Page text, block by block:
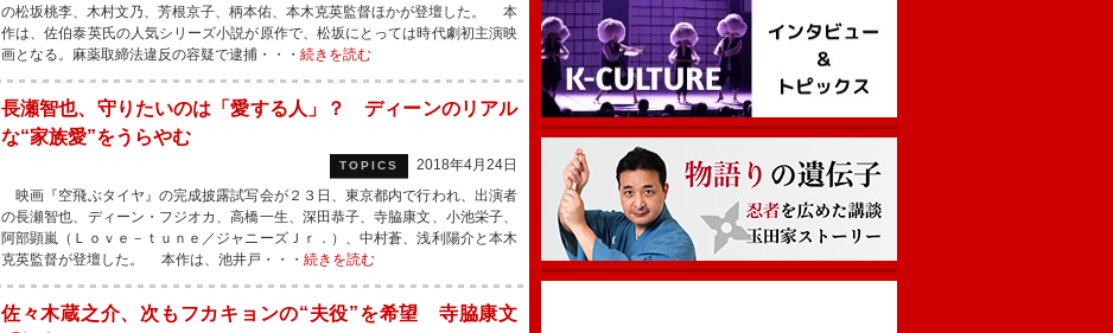
の松坂桃李、木村文乃、芳根京子、柄本佑、本木克英監督ほかが登壇した。 本
作は、佐伯泰英氏の人気シリーズ小説が原作で、松坂にとっては時代劇初主演映
画となる。麻薬取締法違反の容疑で逮捕・・・ 続きを読む
長瀬智也、守りたいのは「愛する人」？ ディーンのリアル
な“家族愛”をうらやむ
TOPICS
2018年4月24日
映画『空飛ぶタイヤ』の完成披露試写会が２３日、東京都内で行われ、出演者
の長瀬智也、ディーン・フジオカ、高橋一生、深田恭子、寺脇康文、小池栄子、
阿部顕嵐（Ｌｏｖｅ－ｔｕｎｅ／ジャニーズＪｒ．）、中村蒼、浅利陽介と本木
克英監督が登壇した。 本作は、池井戸・・・ 続きを読む
佐々木蔵之介、次もフカキョンの“夫役”を希望 寺脇康文